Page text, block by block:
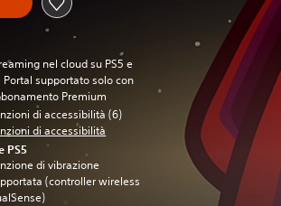
nel cloud su PS5 e
Portal supportato solo con
Premium
di accessibilità (6)
di accessibilità
PS5
di vibrazione
(controller wireless